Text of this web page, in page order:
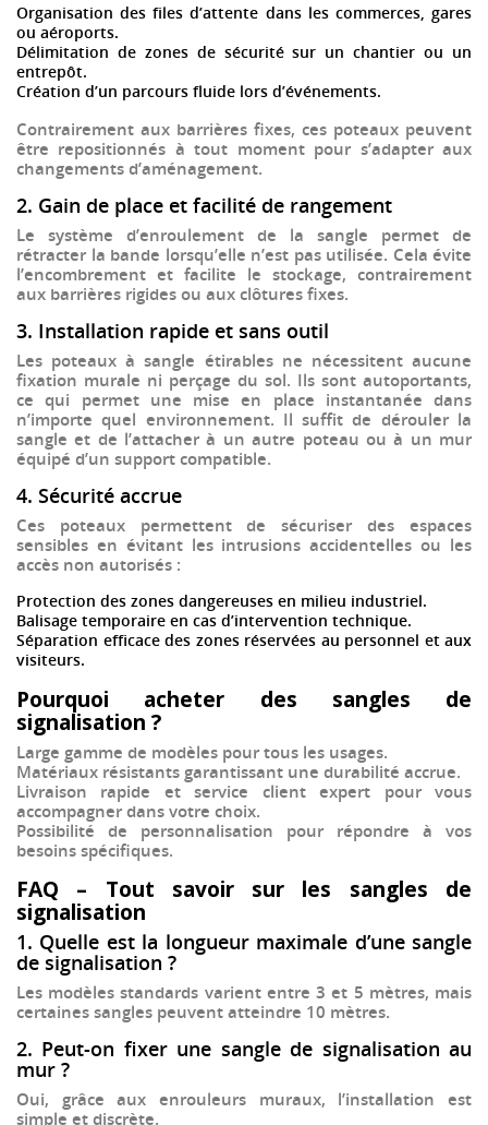
Organisation des files d’attente dans les commerces, gares
ou aéroports.
Délimitation de zones de sécurité sur un chantier ou un
entrepôt.
Création d’un parcours fluide lors d’événements.
Contrairement aux barrières fixes, ces poteaux peuvent
être repositionnés à tout moment pour s’adapter aux
changements d’aménagement.
2. Gain de place et facilité de rangement
Le système d’enroulement de la sangle permet de
rétracter la bande lorsqu’elle n’est pas utilisée. Cela évite
l’encombrement et facilite le stockage, contrairement
aux barrières rigides ou aux clôtures fixes.
3. Installation rapide et sans outil
Les poteaux à sangle étirables ne nécessitent aucune
fixation murale ni perçage du sol. Ils sont autoportants,
ce qui permet une mise en place instantanée dans
n’importe quel environnement. Il suffit de dérouler la
sangle et de l’attacher à un autre poteau ou à un mur
équipé d’un support compatible.
4. Sécurité accrue
Ces poteaux permettent desécuriser des espaces
sensibles en évitant les intrusions accidentelles ou les
accès non autorisés :
Protection des zones dangereuses en milieu industriel.
Balisage temporaire en cas d’intervention technique.
Séparation efficace des zones réservées au personnel et aux
visiteurs.
Pourquoi acheter des sangles de
signalisation ?
Large gamme de modèles pour tous les usages.
Matériaux résistants garantissant une durabilité accrue.
Livraison rapide et service client expert pour vous
accompagner dans votre choix.
Possibilité de personnalisation pour répondre à vos
besoins spécifiques.
FAQ – Tout savoir sur les sangles de
signalisation
1. Quelle est la longueur maximale d’une sangle
de signalisation ?
Les modèles standards varient entre3 et 5 mètres, mais
certaines sangles peuvent atteindre 10 mètres.
2. Peut-on fixer une sangle de signalisation au
mur ?
Oui, grâce aux enrouleurs muraux, l’installation est
simple et discrète.